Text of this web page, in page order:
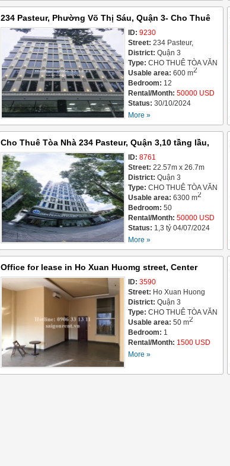
234 Pasteur, Phường Võ Thị Sáu, Quận 3- Cho Thuê
50.000 USD
ID: 9230
Street: 234 Pasteur,
Phường Võ Thị Sáu,
District: Quận 3
Type: CHO THUÊ TÒA VĂN
PHÒNG / OFFICE
BUILDING FOR LEASE
Usable area: 600 m2
Bedroom: 12
Rental/Month: 50000 USD
Status: 30/10/2024
More »
Cho Thuê Tòa Nhà 234 Pasteur, Quận 3,10 tầng lầu,
6000m2, 50.000 USD - 1.3 Tỷ/ tháng
ID: 8761
Street: 22.57m x 26.7m
District: Quận 3
Type: CHO THUÊ TÒA VĂN
PHÒNG / OFFICE
BUILDING FOR LEASE
Usable area: 6300 m2
Bedroom: 50
Rental/Month: 50000 USD
Status: 1,3 tỷ 04/07/2024
More »
Office for lease in Ho Xuan Huomg street, Center
district 3- 5 x10m2 - 1500 USD
ID: 3590
Street: Ho Xuan Huong
District: Quận 3
Type: CHO THUÊ TÒA VĂN
PHÒNG / OFFICE
BUILDING FOR LEASE
Usable area: 50 m2
Bedroom: 1
Rental/Month: 1500 USD
More »